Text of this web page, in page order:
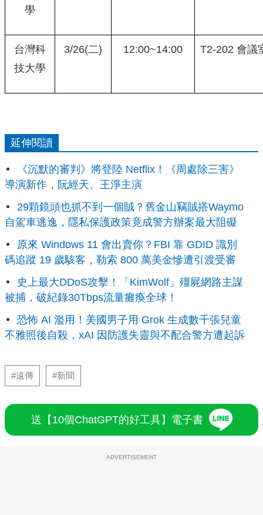
學
台灣科
技大學
3/26(二) 12:00~14:00 T2-202 會議
延伸閱讀
《沉默的審判》將登陸 Netflix！《周處除三害》
導演新作，阮經天、王淨主演
29顆鏡頭也抓不到一個賊？舊金山竊賊搭Waymo
自駕車逃逸，隱私保護政策竟成警方辦案最大阻礙
原來 Windows 11 會出賣你？FBI 靠 GDID 識別
碼追蹤 19 歲駭客，勒索 800 萬美金慘遭引渡受審
史上最大DDoS攻擊！「KimWolf」殭屍網路主謀
被捕，破紀錄30Tbps流量癱瘓全球！
恐怖 AI 濫用！美國男子用 Grok 生成數千張兒童
不雅照後自殺，xAI 因防護失靈與不配合警方遭起訴
#遠傳 #新聞
送【10個ChatGPT的好工具】電子書
ADVERTISEMENT